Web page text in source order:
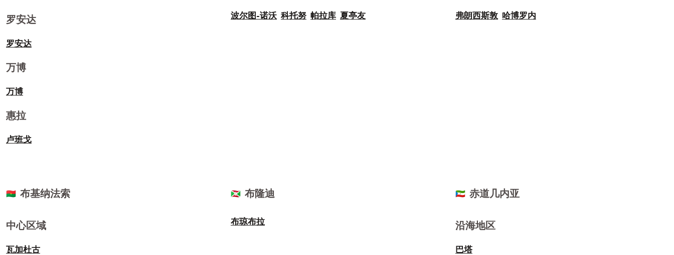
罗安达
罗安达
万博
万博
惠拉
卢班戈
马兰热
波尔图-诺沃 科托努 帕拉库 夏亭友 弗朗西斯敦 哈博罗内
🇧🇫 布基纳法索
中心区域
瓦加杜古
🇧🇮 布隆迪
布琼布拉
🇬🇶 赤道几内亚
沿海地区
巴塔